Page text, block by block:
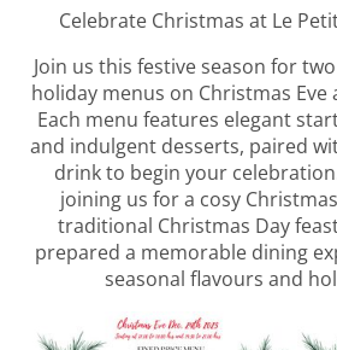
Celebrate Christmas at Le
Join us this festive season for
holiday menus on Christmas Eve
Each menu features elegant
and indulgent desserts, paired
drink to begin your
joining us for a cosy
traditional Christmas Day
prepared a memorable dining
seasonal flavours and